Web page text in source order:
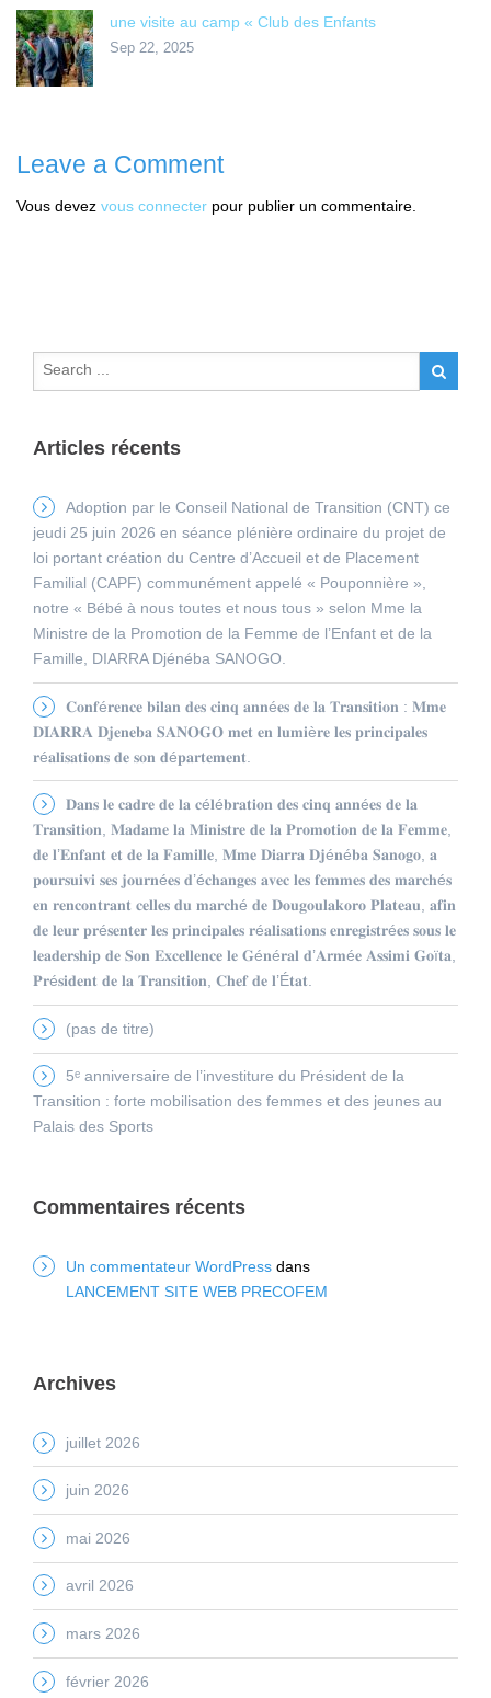
une visite au camp « Club des Enfants
Sep 22, 2025
Leave a Comment
Vous devez vous connecter pour publier un commentaire.
Articles récents
Adoption par le Conseil National de Transition (CNT) ce
jeudi 25 juin 2026 en séance plénière ordinaire du projet de
loi portant création du Centre d’Accueil et de Placement
Familial (CAPF) communément appelé « Pouponnière »,
notre « Bébé à nous toutes et nous tous » selon Mme la
Ministre de la Promotion de la Femme de l’Enfant et de la
Famille, DIARRA Djénéba SANOGO.
𝐂𝐨𝐧𝐟é𝐫𝐞𝐧𝐜𝐞 𝐛𝐢𝐥𝐚𝐧 𝐝𝐞𝐬 𝐜𝐢𝐧𝐪 𝐚𝐧𝐧é𝐞𝐬 𝐝𝐞 𝐥𝐚 𝐓𝐫𝐚𝐧𝐬𝐢𝐭𝐢𝐨𝐧 : 𝐌𝐦𝐞
𝐃𝐈𝐀𝐑𝐑𝐀 𝐃𝐣𝐞𝐧𝐞𝐛𝐚 𝐒𝐀𝐍𝐎𝐆𝐎 𝐦𝐞𝐭 𝐞𝐧 𝐥𝐮𝐦𝐢è𝐫𝐞 𝐥𝐞𝐬 𝐩𝐫𝐢𝐧𝐜𝐢𝐩𝐚𝐥𝐞𝐬
𝐫é𝐚𝐥𝐢𝐬𝐚𝐭𝐢𝐨𝐧𝐬 𝐝𝐞 𝐬𝐨𝐧 𝐝é𝐩𝐚𝐫𝐭𝐞𝐦𝐞𝐧𝐭.
𝐃𝐚𝐧𝐬 𝐥𝐞 𝐜𝐚𝐝𝐫𝐞 𝐝𝐞 𝐥𝐚 𝐜é𝐥é𝐛𝐫𝐚𝐭𝐢𝐨𝐧 𝐝𝐞𝐬 𝐜𝐢𝐧𝐪 𝐚𝐧𝐧é𝐞𝐬 𝐝𝐞 𝐥𝐚
𝐓𝐫𝐚𝐧𝐬𝐢𝐭𝐢𝐨𝐧, 𝐌𝐚𝐝𝐚𝐦𝐞 𝐥𝐚 𝐌𝐢𝐧𝐢𝐬𝐭𝐫𝐞 𝐝𝐞 𝐥𝐚 𝐏𝐫𝐨𝐦𝐨𝐭𝐢𝐨𝐧 𝐝𝐞 𝐥𝐚 𝐅𝐞𝐦𝐦𝐞,
𝐝𝐞 𝐥’𝐄𝐧𝐟𝐚𝐧𝐭 𝐞𝐭 𝐝𝐞 𝐥𝐚 𝐅𝐚𝐦𝐢𝐥𝐥𝐞, 𝐌𝐦𝐞 𝐃𝐢𝐚𝐫𝐫𝐚 𝐃𝐣é𝐧é𝐛𝐚 𝐒𝐚𝐧𝐨𝐠𝐨, 𝐚
𝐩𝐨𝐮𝐫𝐬𝐮𝐢𝐯𝐢 𝐬𝐞𝐬 𝐣𝐨𝐮𝐫𝐧é𝐞𝐬 𝐝’é𝐜𝐡𝐚𝐧𝐠𝐞𝐬 𝐚𝐯𝐞𝐜 𝐥𝐞𝐬 𝐟𝐞𝐦𝐦𝐞𝐬 𝐝𝐞𝐬 𝐦𝐚𝐫𝐜𝐡é𝐬
𝐞𝐧 𝐫𝐞𝐧𝐜𝐨𝐧𝐭𝐫𝐚𝐧𝐭 𝐜𝐞𝐥𝐥𝐞𝐬 𝐝𝐮 𝐦𝐚𝐫𝐜𝐡é 𝐝𝐞 𝐃𝐨𝐮𝐠𝐨𝐮𝐥𝐚𝐤𝐨𝐫𝐨 𝐏𝐥𝐚𝐭𝐞𝐚𝐮, 𝐚𝐟𝐢𝐧
𝐝𝐞 𝐥𝐞𝐮𝐫 𝐩𝐫é𝐬𝐞𝐧𝐭𝐞𝐫 𝐥𝐞𝐬 𝐩𝐫𝐢𝐧𝐜𝐢𝐩𝐚𝐥𝐞𝐬 𝐫é𝐚𝐥𝐢𝐬𝐚𝐭𝐢𝐨𝐧𝐬 𝐞𝐧𝐫𝐞𝐠𝐢𝐬𝐭𝐫é𝐞𝐬 𝐬𝐨𝐮𝐬 𝐥𝐞
𝐥𝐞𝐚𝐝𝐞𝐫𝐬𝐡𝐢𝐩 𝐝𝐞 𝐒𝐨𝐧 𝐄𝐱𝐜𝐞𝐥𝐥𝐞𝐧𝐜𝐞 𝐥𝐞 𝐆é𝐧é𝐫𝐚𝐥 𝐝’𝐀𝐫𝐦é𝐞 𝐀𝐬𝐬𝐢𝐦𝐢 𝐆𝐨ï𝐭𝐚,
𝐏𝐫é𝐬𝐢𝐝𝐞𝐧𝐭 𝐝𝐞 𝐥𝐚 𝐓𝐫𝐚𝐧𝐬𝐢𝐭𝐢𝐨𝐧, 𝐂𝐡𝐞𝐟 𝐝𝐞 𝐥’É𝐭𝐚𝐭.
(pas de titre)
5ᵉ anniversaire de l’investiture du Président de la
Transition : forte mobilisation des femmes et des jeunes au
Palais des Sports
Commentaires récents
Un commentateur WordPress dans
LANCEMENT SITE WEB PRECOFEM
Archives
juillet 2026
juin 2026
mai 2026
avril 2026
mars 2026
février 2026